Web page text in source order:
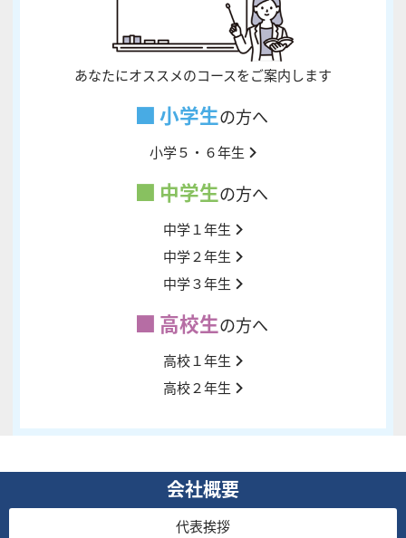
あなたにオススメのコースをご案内します
小学生の方へ
小学５・６年生
中学生の方へ
中学１年生
中学２年生
中学３年生
高校生の方へ
高校１年生
高校２年生
会社概要
代表挨拶